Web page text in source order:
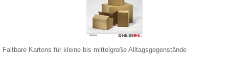
Faltbare Kartons für kleine bis mittelgroße Alltagsgegenstände